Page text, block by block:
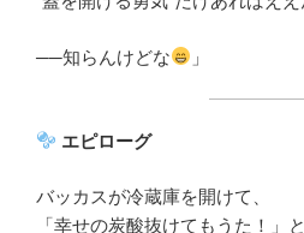
──知らんけどな 」
エピローグ
バッカスが冷蔵庫を開けて、
「幸せの炭酸抜けてもうた！」と